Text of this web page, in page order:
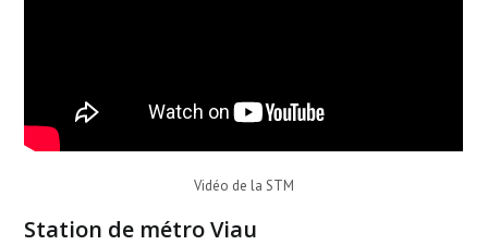
Vidéo de la STM
Station de métro Viau